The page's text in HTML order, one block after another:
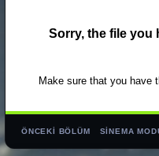
ÖNCEKI BÖLÜM SINEMA